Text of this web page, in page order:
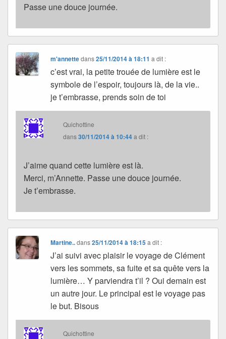
Passe une douce journée.
m'annettedans25/11/2014 à 18:11 a dit :
c’est vrai, la petite trouée de lumière est le
symbole de l’espoir, toujours là, de la vie..
je t’embrasse, prends soin de toi
Quichottine
dans30/11/2014 à 10:44a dit :
J’aime quand cette lumière est là.
Merci, m’Annette. Passe une douce journée.
Je t’embrasse.
Martine..dans25/11/2014 à 18:15 a dit :
J’ai suivi avec plaisir le voyage de Clément
vers les sommets, sa fuite et sa quête vers la
lumière… Y parviendra t’il ? Oui demain est
un autre jour. Le principal est le voyage pas
le but. Bisous
Quichottine